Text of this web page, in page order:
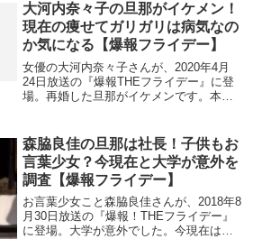
大河内奈々子の旦那がイケメン！
現在の痩せてガリガリは病気なの
か気になる【爆報フライデー】
女優の大河内奈々子さんが、2020年4月
24日放送の『爆報THEフライデー』に登
場。再婚した旦那がイケメンです。本人
森脇良佳の旦那は社長！子供もお
言葉少女？今現在と大学が意外を
調査【爆報フライデー】
お言葉少女こと森脇良佳さんが、2018年8
月30日放送の『爆報！THEフライデー』
に登場。大学が意外でした。今現在は社